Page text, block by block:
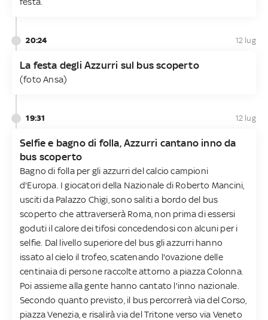
20:24 12 lug
La festa degli Azzurri sul bus scoperto
(foto Ansa)
19:31 12 lug
Selfie e bagno di folla, Azzurri cantano inno da
bus scoperto
Bagno di folla per gli azzurri del calcio campioni
d'Europa. I giocatori della Nazionale di Roberto Mancini,
usciti da Palazzo Chigi, sono saliti a bordo del bus
scoperto che attraverserà Roma, non prima di essersi
goduti il calore dei tifosi concedendosi con alcuni per i
selfie. Dal livello superiore del bus gli azzurri hanno
issato al cielo il trofeo, scatenando l'ovazione delle
centinaia di persone raccolte attorno a piazza Colonna.
Poi assieme alla gente hanno cantato l'inno nazionale.
Secondo quanto previsto, il bus percorrerà via del Corso,
piazza Venezia, e risalirà via del Tritone verso via Veneto